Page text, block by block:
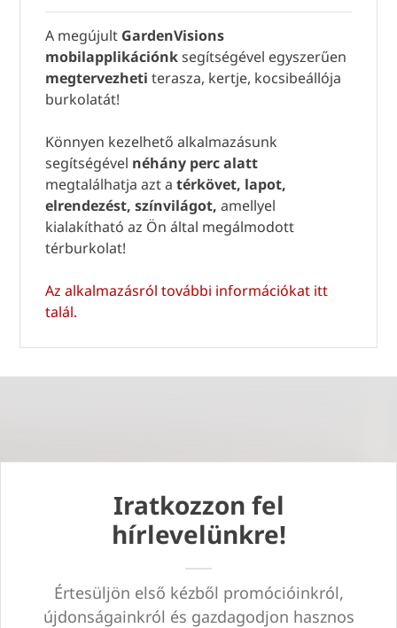
A megújult GardenVisions
mobilapplikációnksegítségével egyszerűen
megtervezheti terasza, kertje, kocsibeállója
burkolatát!
Könnyen kezelhető alkalmazásunk
segítségével néhány perc alatt
megtalálhatja azt a térkövet, lapot,
elrendezést, színvilágot, amellyel
kialakítható az Ön által megálmodott
térburkolat!
Az alkalmazásról további információkat itt
talál.
Iratkozzon fel
hírlevelünkre!
Értesüljön első kézből promócióinkról,
újdonságainkról és gazdagodjon hasznos